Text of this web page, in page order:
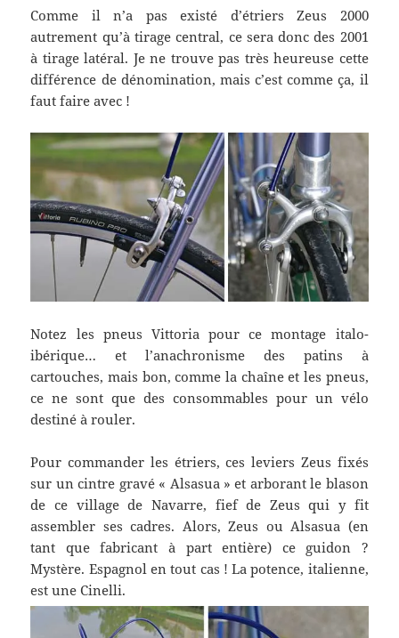
Comme il n’a pas existé d’étriers Zeus 2000
autrement qu’à tirage central, ce sera donc des 2001
à tirage latéral. Je ne trouve pas très heureuse cette
différence de dénomination, mais c’est comme ça, il
faut faire avec !
Notez les pneus Vittoria pour ce montage italo-
ibérique… et l’anachronisme des patins à
cartouches, mais bon, comme la chaîne et les pneus,
ce ne sont que des consommables pour un vélo
destiné à rouler.
Pour commander les étriers, ces leviers Zeus fixés
sur un cintre gravé « Alsasua » et arborant le blason
de ce village de Navarre, fief de Zeus qui y fit
assembler ses cadres. Alors, Zeus ou Alsasua (en
tant que fabricant à part entière) ce guidon ?
Mystère. Espagnol en tout cas ! La potence, italienne,
est une Cinelli.